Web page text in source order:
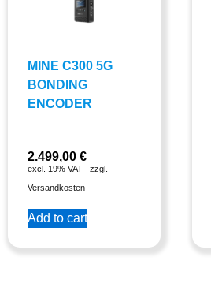
MINE C300 5G
BONDING
ENCODER
2.499,00 €
excl. 19% VAT
zzgl.
Versandkosten
Add to cart